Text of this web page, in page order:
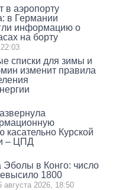
в аэропорту
в Германии
информацию о
на борту
списки для зимы и
изменит правила
касательно Курской
– ЦПД
в Конго: число
1800
августа 2026, 18:50